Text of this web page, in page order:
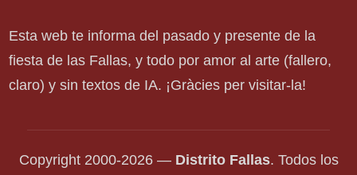
Esta web te informa del pasado y presente de la
fiesta de las Fallas, y todo por amor al arte (fallero,
claro) y sin textos de IA. ¡Gràcies per visitar-la!
Copyright 2000-2026 — Distrito Fallas. Todos los